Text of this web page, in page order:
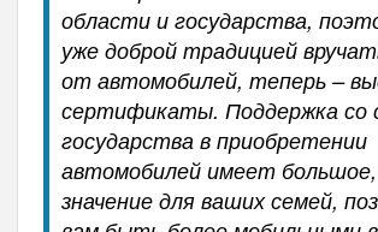
области и государства,
уже доброй традицией
от автомобилей, теперь –
сертификаты. Поддержка со
государства в приобретении
автомобилей имеет
значение для ваших семей,